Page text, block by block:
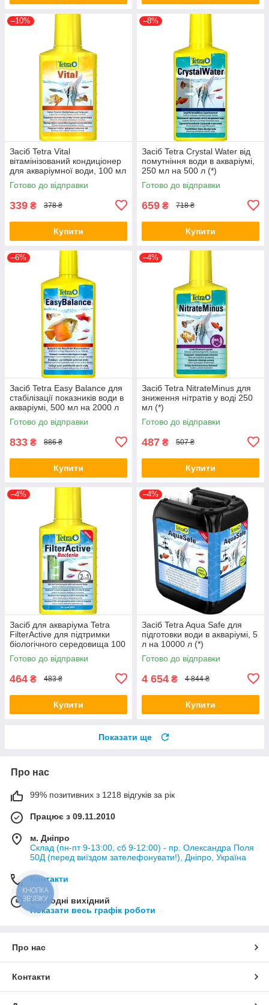
–10%
Засіб Tetra Vital
вітамінізований кондиціонер
для акваріумної води, 100 мл
на 200 л (*)
Готово до відправки
339 ₴ 378 ₴
Купити
–8%
Засіб Tetra Crystal Water від
помутніння води в акваріумі,
250 мл на 500 л (*)
Готово до відправки
659 ₴ 718 ₴
Купити
–6%
Засіб Tetra Easy Balance для
стабілізації показників води в
акваріумі, 500 мл на 2000 л
(*)
Готово до відправки
833 ₴ 886 ₴
Купити
–4%
Засіб Tetra NitrateMinus для
зниження нітратів у воді 250
мл (*)
Готово до відправки
487 ₴ 507 ₴
Купити
–4%
Засіб для акваріума Tetra
FilterActive для підтримки
біологічного середовища 100
мл (*)
Готово до відправки
464 ₴ 483 ₴
Купити
–4%
Засіб Tetra Aqua Safe для
підготовки води в акваріумі, 5
л на 10000 л (*)
Готово до відправки
4 654 ₴ 4 844 ₴
Купити
Показати ще
Про нас
99% позитивних з 1218 відгуків за рік
Працює з 09.11.2010
м. Дніпро
Склад (пн-пт 9-13:00, сб 9-12:00) - пр. Олександра Поля
50Д (перед виїздом зателефонувати!), Дніпро, Україна
Контакти
Сьогодні вихідний
Показати весь графік роботи
Про нас
Контакти
КНОПКА
ЗВ'ЯЗКУ